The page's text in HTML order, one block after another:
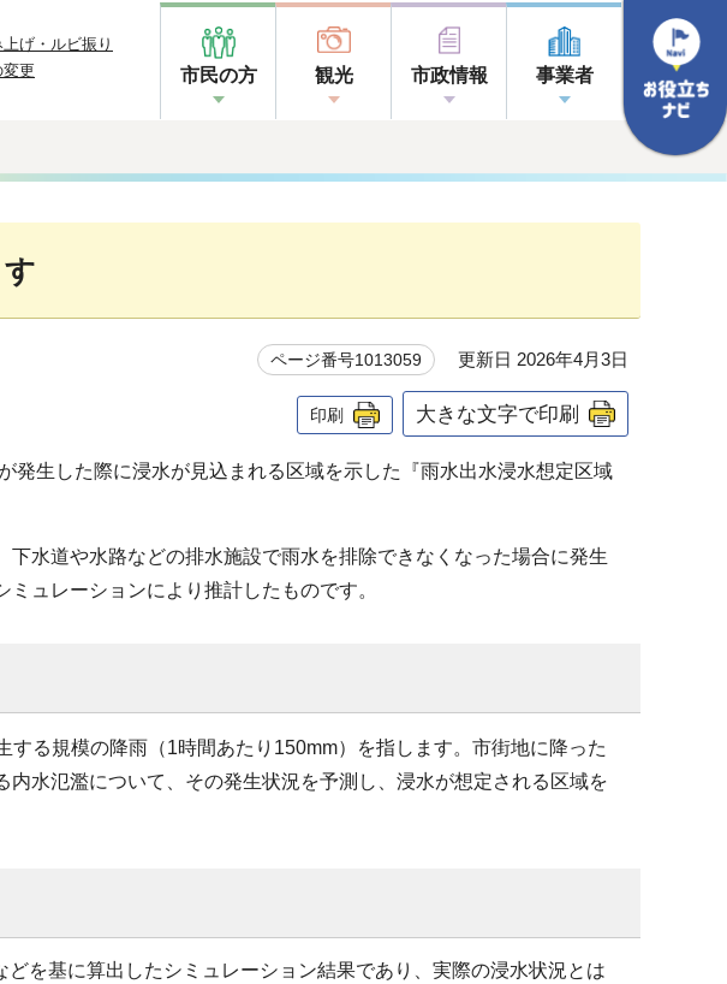
げ・ルビ振り
更
市民の方 観光 市政情報 事業者
ページ番号1013059 更新日 2026年4月3日
印刷 大きな文字で印刷
発生した際に浸水が見込まれる区域を示した『雨水出水浸水想定区域
水道や水路などの排水施設で雨水を排除できなくなった場合に発生
ュレーションにより推計したものです。
る規模の降雨（1時間あたり150mm）を指します。市街地に降った
水氾濫について、その発生状況を予測し、浸水が想定される区域を
を基に算出したシミュレーション結果であり、実際の浸水状況とは